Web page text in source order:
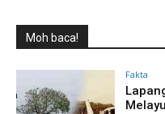
Moh baca!
Fakta